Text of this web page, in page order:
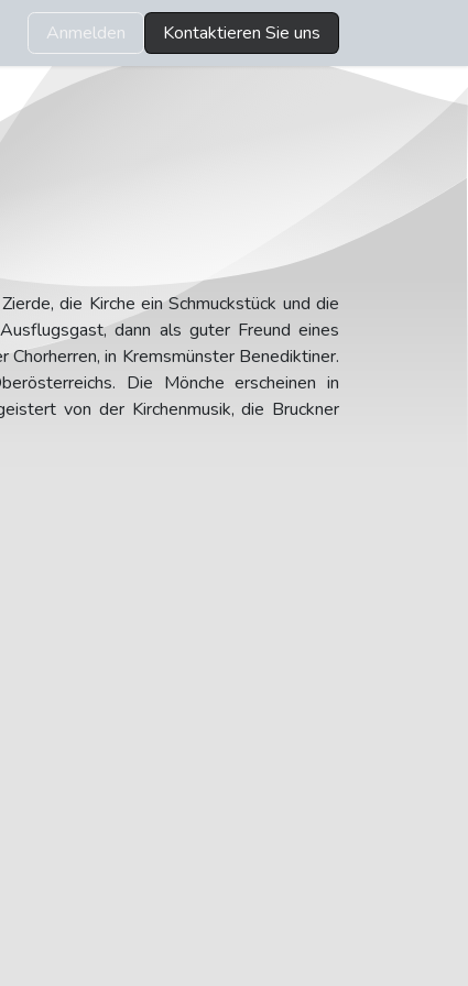
Anmelden Kontaktieren Sie uns
die Kirche ein Schmuckstück und die
dann als guter Freund eines
in Kremsmünster Benediktiner.
Die Mönche erscheinen in
von der Kirchenmusik, die Bruckner